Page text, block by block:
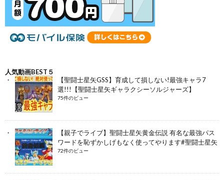
人気動画BEST５
【聖闘士星矢GSS】育成して損しない!最強キャラ7
選!!!【聖闘士星矢ギャラクシーソルジャーズ】
75件のビュー
【親子でライブ】聖闘士星矢黄金伝説 有名な最強パス
ワードを恥ずかしげもなく使ってやります#聖闘士星矢
72件のビュー